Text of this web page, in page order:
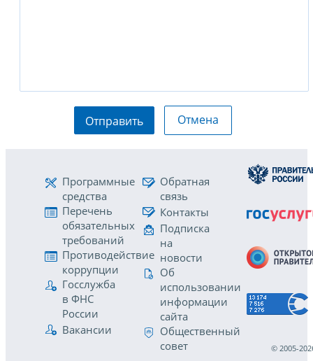
Отправить Отмена
Программные
средства
Перечень
обязательных
требований
Противодействие
коррупции
Госслужба
в ФНС
России
Вакансии
Обратная
связь
Контакты
Подписка
на
новости
Об
использовании
информации
сайта
Общественный
совет
© 2005-